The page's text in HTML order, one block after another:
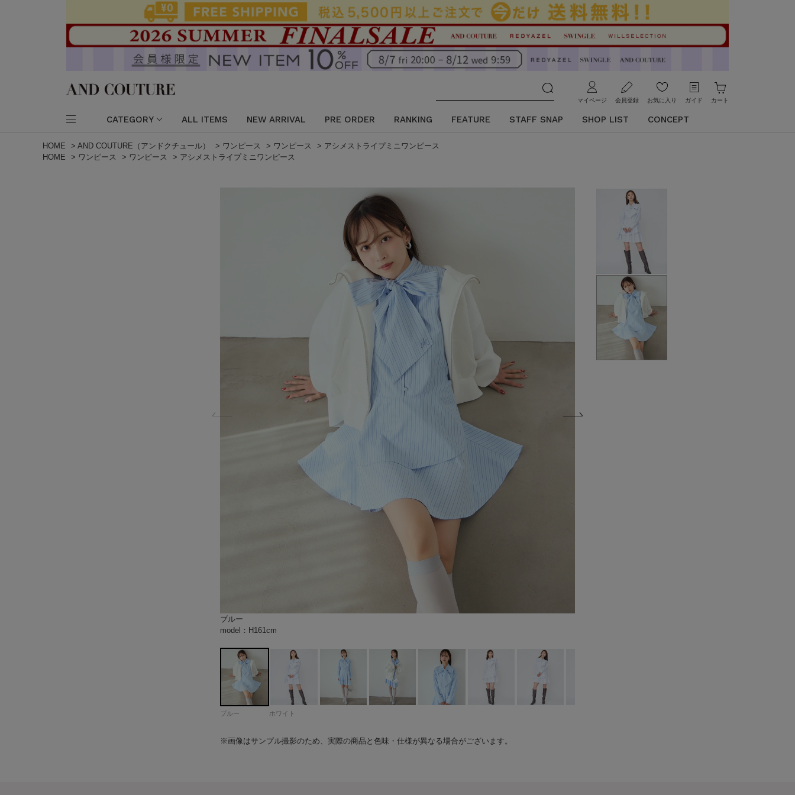
マイページ 会員登録 お気に入り ガイド カート
CATEGORY ALL ITEMS NEW ARRIVAL PRE ORDER RANKING FEATURE STAFF SNAP SHOP LIST CONCEPT
HOME > AND COUTURE（アンドクチュール） > ワンピース > ワンピース > アシメストライプミニワンピース
HOME
> ワンピース > ワンピース > アシメストライプミニワンピース
ブルー
model：H161cm
ホワイト
model：H168cm
model：H161cm color：ブルー
model：H161cm color：ブルー
model：H161cm color：ブルー
model：H168cm color：ホワイト
model：H168cm color：ホワイト
model：H168cm color：ホワイト
model：H168cm color：ホワイト
model：H168cm color：ホワイト
color：ホワイト
color：ホワイト
color：ホワイト
color：ホワイト
model：H168cm color：ホワイト
model：H168cm color：ホワイト
model：H168cm color：ホワイト
model：H168cm color：ホワイト
model：H168cm color：ホワイト
ブルー ホワイト
※画像はサンプル撮影のため、実際の商品と色味・仕様が異なる場合がございます。